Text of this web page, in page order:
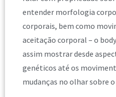
entender morfologia
corporais, bem como
aceitação corporal – o
assim mostrar desde
genéticos até os
mudanças no olhar sobre